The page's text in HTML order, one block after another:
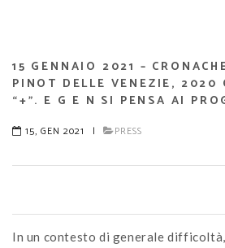
15 GENNAIO 2021 –
PINOT DELLE VENEZIE, 2020
“+”. E G E N SI PENSA AI
15, GEN 2021 | PRESS
In un contesto di generale